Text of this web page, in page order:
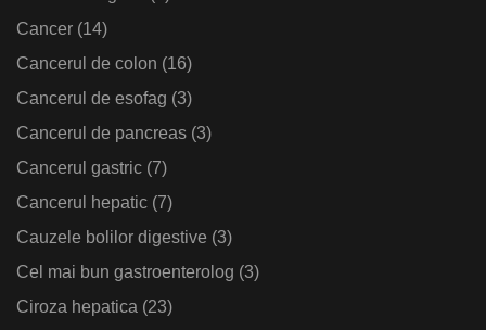
Cancer (14)
Cancerul de colon (16)
Cancerul de esofag (3)
Cancerul de pancreas (3)
Cancerul gastric (7)
Cancerul hepatic (7)
Cauzele bolilor digestive (3)
Cel mai bun gastroenterolog (3)
Ciroza hepatica (23)